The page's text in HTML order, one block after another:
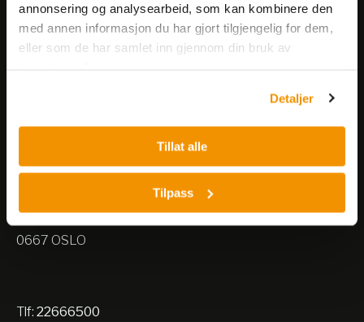
annonsering og analysearbeid, som kan kombinere den
med annen informasjon du har gjort tilgjengelig for dem,
eller som de har samlet inn gjennom din bruk av
Detaljer
Tillat alle
Tilpass
Nils Hansens vei 8
0667 OSLO
Tlf: 22666500